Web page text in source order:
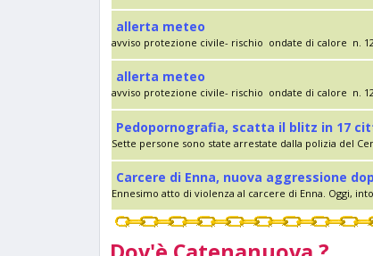
allerta meteo
avviso protezione civile- rischio ondate di calore n.
allerta meteo
avviso protezione civile- rischio ondate di calore n.
Pedopornografia, scatta il blitz in 17
Sette persone sono state arrestate dalla polizia del
Carcere di Enna, nuova aggressione
Ennesimo atto di violenza al carcere di Enna. Oggi,